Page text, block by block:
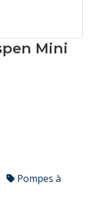
Mini
Pompes à